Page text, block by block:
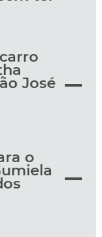
José
o